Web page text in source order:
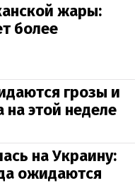
жары:
более
грозы и
на этой неделе
на Украину:
ожидаются